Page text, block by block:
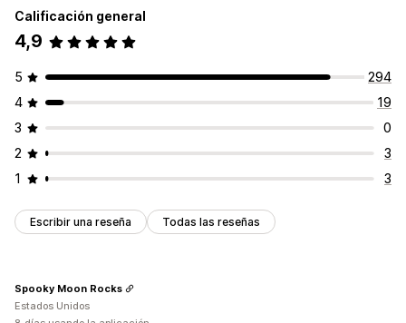
Calificación general
4,9
5
294
4
19
3
0
2
3
1
3
Escribir una reseña Todas las reseñas
Spooky Moon Rocks
Estados Unidos